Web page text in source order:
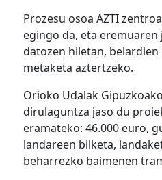
Prozesu osoa AZTI
egingo da, eta
datozen hiletan,
metaketa aztertzeko.
Orioko Udalak
dirulaguntza jaso du
eramateko: 46.000 euro,
landareen bilketa,
beharrezko baimenen